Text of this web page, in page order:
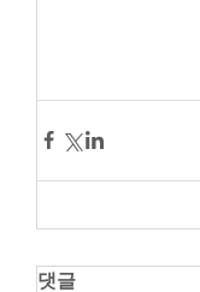
댓글